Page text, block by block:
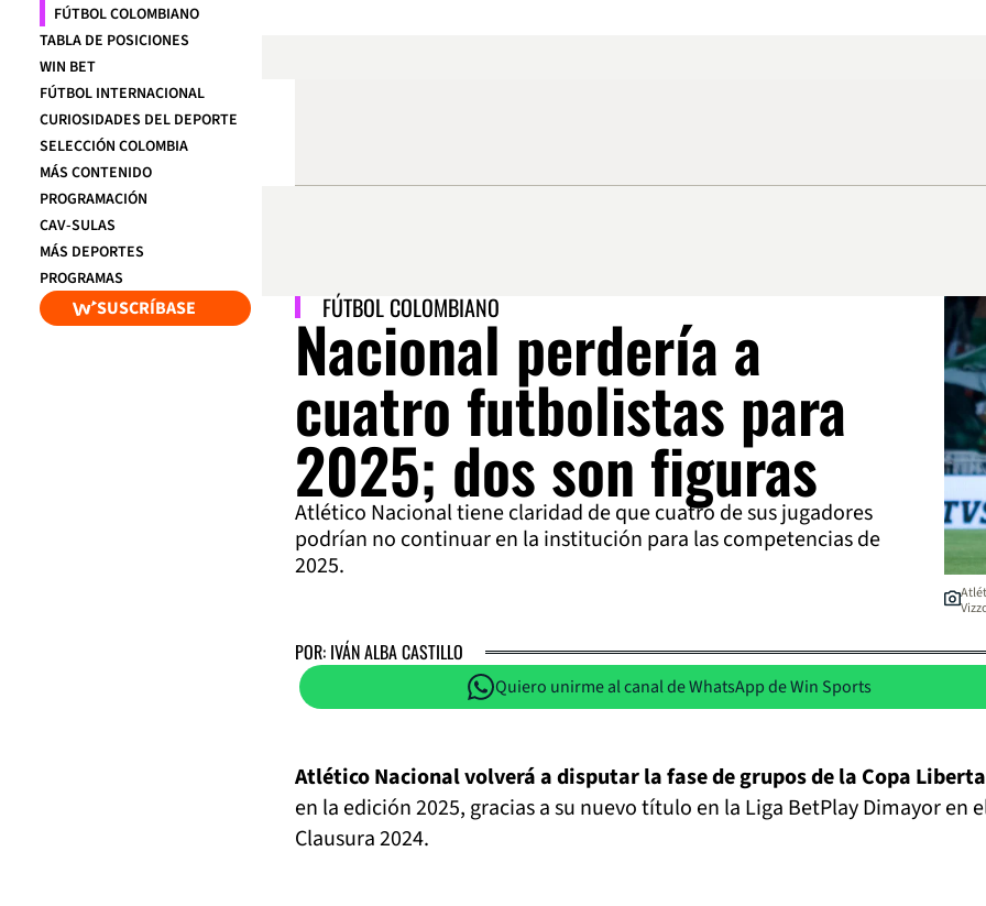
FÚTBOL COLOMBIANO
TABLA DE POSICIONES
WIN BET
FÚTBOL INTERNACIONAL
CURIOSIDADES DEL DEPORTE
SELECCIÓN COLOMBIA
MÁS CONTENIDO
PROGRAMACIÓN
CAV-SULAS
MÁS DEPORTES
PROGRAMAS
SUSCRÍBASE FÚTBOL COLOMBIANO
Nacional perdería a
cuatro futbolistas para
2025; dos son figuras
Atlético Nacional tiene claridad de que cuatro de sus jugadores
podrían no continuar en la institución para las competencias de
2025.
POR: IVÁN ALBA CASTILLO
Quiero unirme al canal de WhatsApp de Win Sports
Atlético Nacional volverá a disputar la fase de grupos de la Copa
en la edición 2025, gracias a su nuevo título en la Liga BetPlay Dimayor en
Clausura 2024.